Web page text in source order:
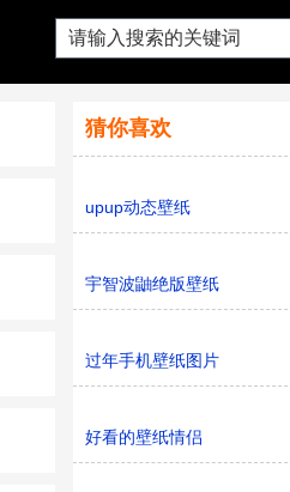
猜你喜欢
upup动态壁纸
宇智波鼬绝版壁纸
过年手机壁纸图片
好看的壁纸情侣